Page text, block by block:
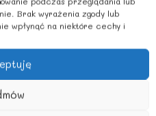
Brak wyrażenia zgody lub
wpłynąć na niektóre cechy i